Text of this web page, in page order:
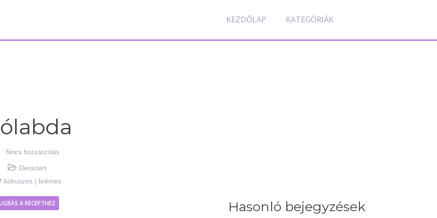
KEZDŐLAP KATEGÓRIÁK
Nincs hozzászólás
Desszert
kókuszos | krémes
A RECEPTHEZ Hasonló bejegyzések